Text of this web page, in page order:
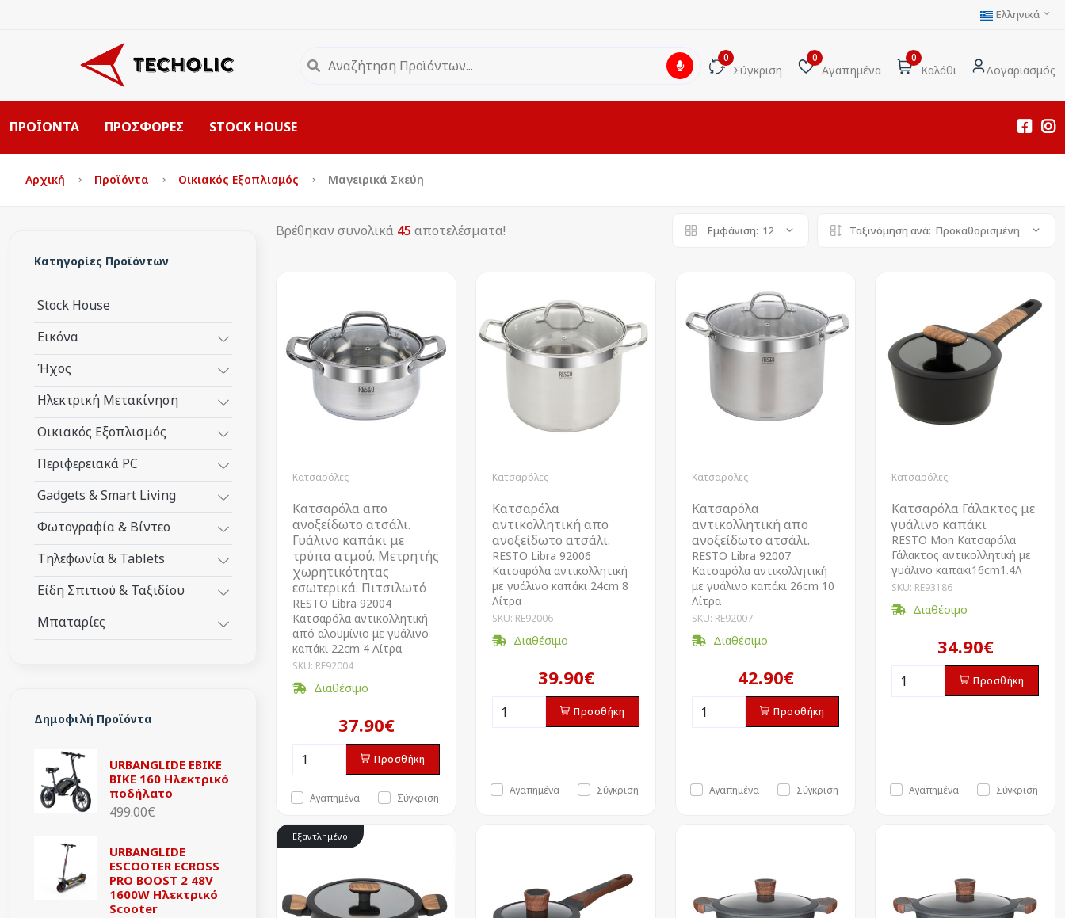
Ελληνικά
0
Σύγκριση
0
Αγαπημένα
0
Καλάθι Λογαριασμός
ΠΡΟΪΟΝΤΑ ΠΡΟΣΦΟΡΕΣ STOCK HOUSE
Αρχική Προϊόντα Οικιακός Εξοπλισμός Μαγειρικά Σκεύη
Κατηγορίες Προϊόντων
Stock House
Εικόνα
Ήχος
Ηλεκτρική Μετακίνηση
Οικιακός Εξοπλισμός
Περιφερειακά PC
Gadgets & Smart Living
Φωτογραφία & Βίντεο
Τηλεφωνία & Tablets
Είδη Σπιτιού & Ταξιδίου
Μπαταρίες
Δημοφιλή Προϊόντα
URBANGLIDE EBIKE
BIKE 160 Ηλεκτρικό
ποδήλατο
499.00€
URBANGLIDE
ESCOOTER ECROSS
PRO BOOST 2 48V
1600W Ηλεκτρικό
Scooter
Βρέθηκαν συνολικά 45 αποτελέσματα! Εμφάνιση: 12 Ταξινόμηση ανά: Προκαθορισμένη
Κατσαρόλες
Κατσαρόλα απο
ανοξείδωτο ατσάλι.
Γυάλινο καπάκι με
τρύπα ατμού. Μετρητής
χωρητικότητας
εσωτερικά. Πιτσιλωτό
RESTO Libra 92004
Kατσαρόλα αντικολλητική
από αλουμίνιο με γυάλινο
καπάκι 22cm 4 Λίτρα
SKU: RE92004
Διαθέσιμο
37.90€
Προσθήκη
Αγαπημένα Σύγκριση
Κατσαρόλες
Κατσαρόλα
αντικολλητική απο
ανοξείδωτο ατσάλι.
RESTO Libra 92006
Kατσαρόλα αντικολλητική
με γυάλινο καπάκι 24cm 8
Λίτρα
SKU: RE92006
Διαθέσιμο
39.90€
Προσθήκη
Αγαπημένα Σύγκριση
Κατσαρόλες
Κατσαρόλα
αντικολλητική απο
ανοξείδωτο ατσάλι.
RESTO Libra 92007
Kατσαρόλα αντικολλητική
με γυάλινο καπάκι 26cm 10
Λίτρα
SKU: RE92007
Διαθέσιμο
42.90€
Προσθήκη
Αγαπημένα Σύγκριση
Κατσαρόλες
Kατσαρόλα Γάλακτος με
γυάλινο καπάκι
RESTO Mon Kατσαρόλα
Γάλακτος αντικολλητική με
γυάλινο καπάκι16cm1.4Λ
SKU: RE93186
Διαθέσιμο
34.90€
Προσθήκη
Αγαπημένα Σύγκριση
Εξαντλημένο